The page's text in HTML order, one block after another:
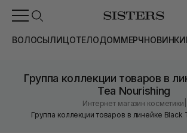
ВОЛОСЫЛИЦОТЕЛОДОММЕРЧНОВИНКИ
Группа коллекции товаров в
Tea Nourishing
Интернет магазин косметики
Группа коллекции товаров в линейке Black